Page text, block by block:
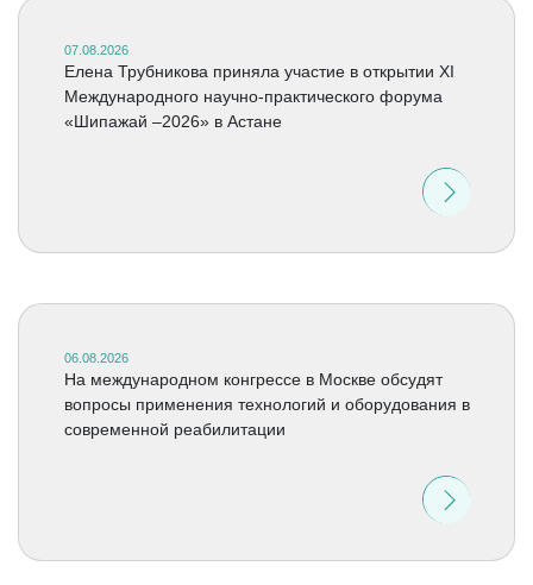
07.08.2026
Елена Трубникова приняла участие в открытии XI
Международного научно-практического форума
«Шипажай –2026» в Астане
06.08.2026
На международном конгрессе в Москве обсудят
вопросы применения технологий и оборудования в
современной реабилитации